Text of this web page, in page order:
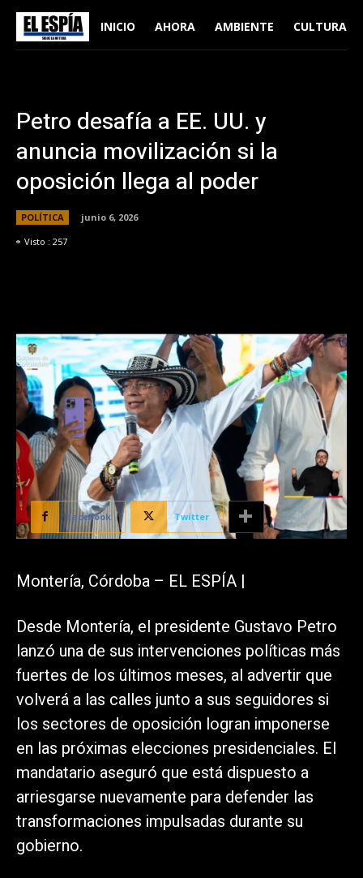
INICIO AHORA AMBIENTE CULTURA
Petro desafía a EE. UU. y
anuncia movilización si la
oposición llega al poder
POLÍTICA
junio 6, 2026
Visto : 257
Facebook Twitter
Montería, Córdoba – EL ESPÍA |
Desde Montería, el presidente Gustavo Petro
lanzó una de sus intervenciones políticas más
fuertes de los últimos meses, al advertir que
volverá a las calles junto a sus seguidores si
los sectores de oposición logran imponerse
en las próximas elecciones presidenciales. El
mandatario aseguró que está dispuesto a
arriesgarse nuevamente para defender las
transformaciones impulsadas durante su
gobierno.